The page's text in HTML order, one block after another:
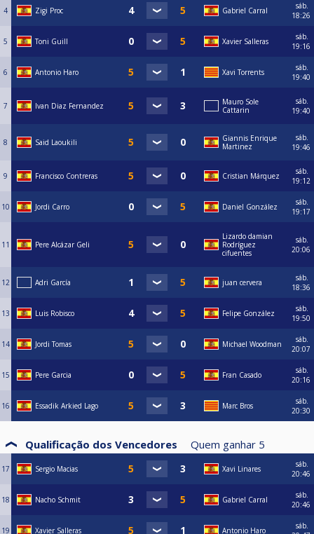
4 Zigi Proc Gabriel Carral
sáb.
18:26
5 Toni Guill Xavier Salleras
sáb.
19:16
6 Antonio Haro Xavi Torrents
sáb.
19:40
7 Ivan Diaz Fernandez
Mauro Sole
Cattarin
sáb.
19:40
8 Said Laoukili
Giannis Enrique
Martinez
sáb.
19:46
9 Francisco Contreras Cristian Márquez
sáb.
19:12
10 Jordi Carro Daniel González
sáb.
19:17
11 Pere Alcázar Geli
Lizardo damian
Rodríguez
cifuentes
sáb.
20:06
12 Adri García juan cervera
sáb.
18:36
13 Luis Robisco Felipe González
sáb.
19:50
14 Jordi Tomas Michael Woodman
sáb.
20:07
15 Pere Garcia Fran Casado
sáb.
20:16
16 Essadik Arkied Lago Marc Bros
sáb.
20:30
Qualificação dos Vencedores Quem ganhar 5
17 Sergio Macias Xavi Linares
sáb.
20:46
18 Nacho Schmit Gabriel Carral
sáb.
20:46
19 Xavier Salleras Antonio Haro
sáb.